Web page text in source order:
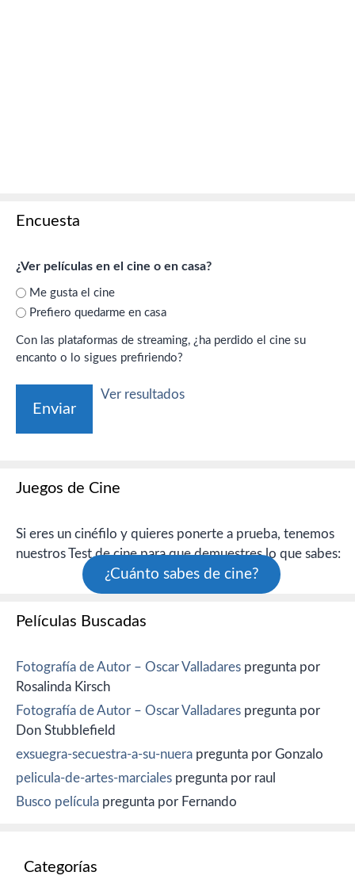
Encuesta
¿Ver películas en el cine o en casa?
Me gusta el cine
Prefiero quedarme en casa
Con las plataformas de streaming, ¿ha perdido el cine su
encanto o lo sigues prefiriendo?
Ver resultados
Juegos de Cine
Si eres un cinéfilo y quieres ponerte a prueba, tenemos
nuestros Test de cine para que demuestres lo que sabes:
¿Cuánto sabes de cine?
Películas Buscadas
Fotografía de Autor – Oscar Valladares pregunta por
Rosalinda Kirsch
Fotografía de Autor – Oscar Valladares pregunta por
Don Stubblefield
exsuegra-secuestra-a-su-nuera pregunta por Gonzalo
pelicula-de-artes-marciales pregunta por raul
Busco película pregunta por Fernando
Categorías